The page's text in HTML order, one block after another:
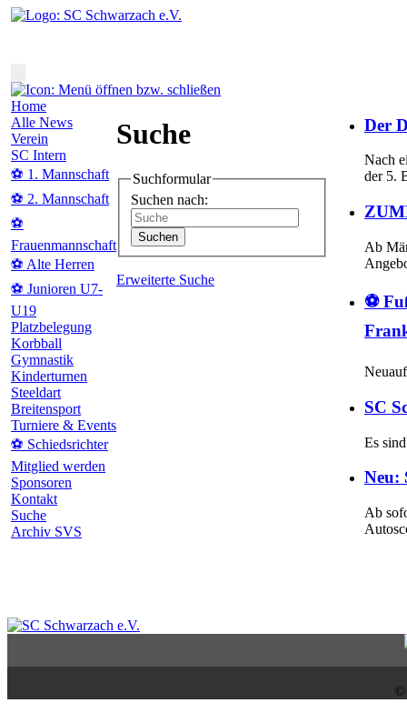
Home
Alle News
Verein
SC Intern
⚽ 1. Mannschaft
⚽ 2. Mannschaft
⚽
Frauenmannschaft
⚽ Alte Herren
⚽ Junioren U7-
U19
Platzbelegung
Korbball
Gymnastik
Kinderturnen
Steeldart
Breitensport
Turniere & Events
⚽ Schiedsrichter
Mitglied werden
Sponsoren
Kontakt
Suche
Archiv SVS
Suche
Suchformular
Suchen nach:
Erweiterte Suche
Der
Nach
der 5.
Ab
⚽
SC
Es
Neu:
Ab
©